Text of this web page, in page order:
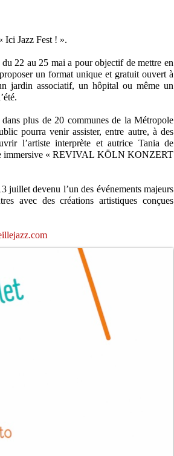
Ici Jazz Fest ! ».
22 au 25 mai a pour objectif de mettre en
un format unique et gratuit ouvert à
jardin associatif, un hôpital ou même un
plus de 20 communes de la Métropole
pourra venir assister, entre autre, à des
l’artiste interprète et autrice Tania de
immersive « REVIVAL KÖLN KONZERT
devenu l’un des événements majeurs
avec des créations artistiques conçues